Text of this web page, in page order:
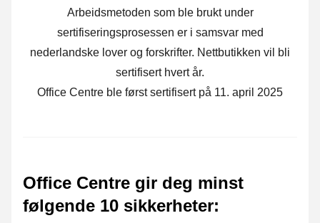
Arbeidsmetoden som ble brukt under
sertifiseringsprosessen er i samsvar med
nederlandske lover og forskrifter. Nettbutikken vil bli
sertifisert hvert år.
Office Centre ble først sertifisert på 11. april 2025
Office Centre gir deg minst
følgende 10 sikkerheter: